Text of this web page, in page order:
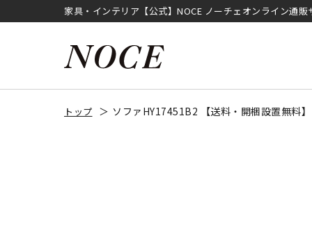
家具・インテリア【公式】NOCE ノーチェオンライン通販
トップ ソファHY17451B2 【送料・開梱設置無料